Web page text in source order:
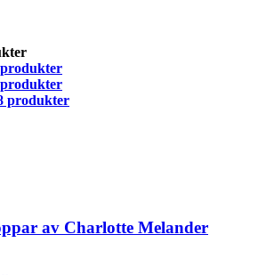
produkter
produkter
av Charlotte Melander